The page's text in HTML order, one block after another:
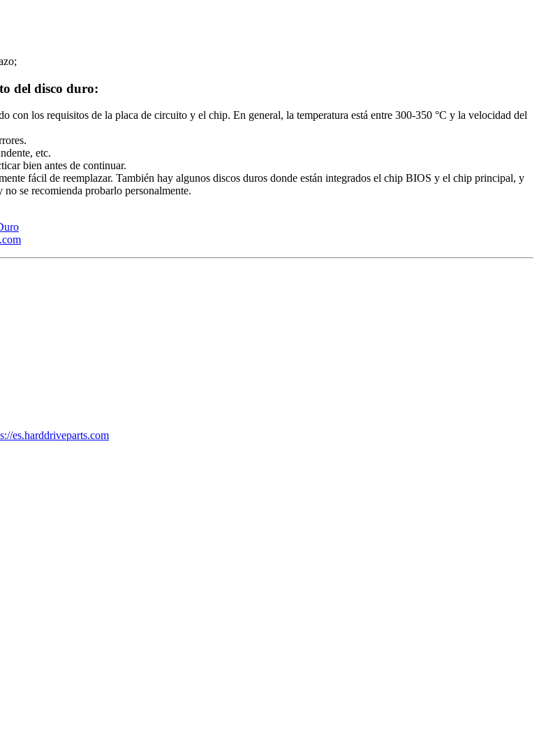
del disco duro:
con los requisitos de la placa de circuito y el chip. En general, la temperatura está entre 300-350 °C y la velocidad del
etc.
bien antes de continuar.
fácil de reemplazar. También hay algunos discos duros donde están integrados el chip BIOS y el chip principal, y
se recomienda probarlo personalmente.
es.harddriveparts.com